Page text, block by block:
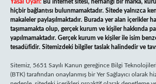
Yasal Uyarı: Bu internet sitesi, herhangi bir marka,
hiçbir bağlantısı bulunmamaktadır. Sitede yalnızca
makaleler paylaşılmaktadır. Burada yer alan içerikler
taşımamakta olup, gerçek kurum ve kişiler hakkında
yapılmamaktadır. Gerçek kurum ve kişiler ile isim
tesadüfidir. Sitemizdeki bilgiler taslak halindedir ve
Sitemiz, 5651 Sayılı Kanun gereğince Bilgi
(BTK) tarafından onaylanmış bir Yer Sağlayıcı olarak